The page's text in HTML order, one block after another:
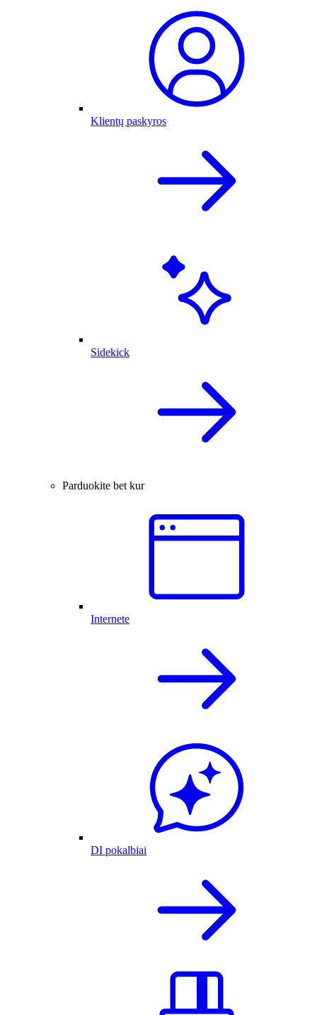
Klientų paskyros
Sidekick
Parduokite bet kur
Internete
DI pokalbiai